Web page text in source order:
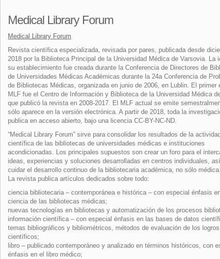
Medical Library Forum
Medical Library Forum
Revista científica especializada, revisada por pares, publicada desde
2018 por la Biblioteca Principal de la Universidad Médica de Varsovia. La
su establecimiento fue creada durante la Conferencia de Directores de
de Universidades Médicas Académicas durante la 24a Conferencia de
de Bibliotecas Médicas, organizada en junio de 2006, en Lublin. El primer
MLF fue el Centro de Información y Biblioteca de la Universidad Médica
que publicó la revista en 2008-2017. El MLF actual se emite
sólo aparece en la versión electrónica. A partir de 2018, toda la
publica en acceso abierto, bajo una licencia CC-BY-NC-ND.
“Medical Library Forum” sirve para consolidar los resultados de la
científica de las bibliotecas de universidades médicas e instituciones
acondicionadas. Los principales supuestos son crear un foro para el
ideas, experiencias y soluciones desarrolladas en centros individuales,
cuidar el desarrollo continuo de la bibliotecaria académica, no sólo
La revista publica artículos dedicados sobre todo:
ciencia bibliotecaria – contemporánea e histórica – con especial énfasis
ciencia de las bibliotecas médicas;
nuevas tecnologías en bibliotecas y automatización de los procesos
información científica – con especial énfasis en las bases de datos
temas bibliográficos y bibliométricos, métodos de evaluación de los logros
científicos;
libro – publicado contemporáneo y analizado en términos históricos, con
énfasis en el libro médico;